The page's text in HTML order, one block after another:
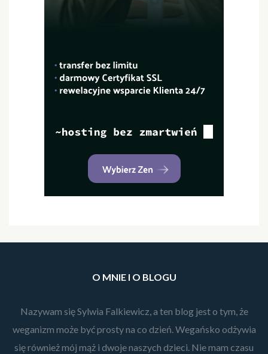
O MNIE I O BLOGU
Nazywam się Sylwia Falkiewicz, a ten blog jest o tym, że
weganizm może być prosty na co dzień. Wegańsko odżywia
się również mój mąż i dwoje naszych dzieci. Nie mam czasu